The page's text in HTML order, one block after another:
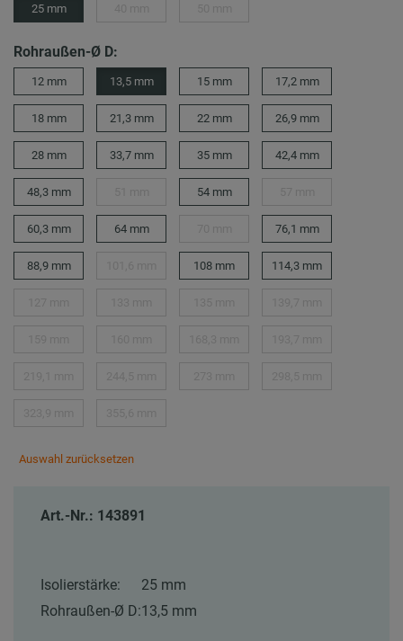
25 mm
Rohraußen-Ø D:
12 mm 13,5 mm 15 mm 17,2 mm
18 mm 21,3 mm 22 mm 26,9 mm
28 mm 33,7 mm 35 mm 42,4 mm
48,3 mm 54 mm
60,3 mm 64 mm 76,1 mm
88,9 mm 108 mm 114,3 mm
Auswahl zurücksetzen
Art.-Nr.: 143891
Isolierstärke:
25 mm
Rohraußen-Ø D:13,5 mm